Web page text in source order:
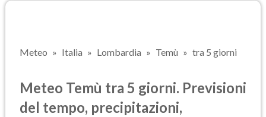
Meteo Italia Lombardia Temù tra 5 giorni
Meteo Temù tra 5 giorni. Previsioni
del tempo, precipitazioni,